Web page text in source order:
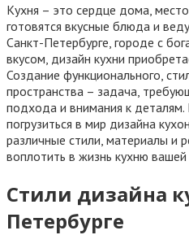
Кухня – это сердце дома,
готовятся вкусные блюда и
Санкт-Петербурге, городе с
вкусом, дизайн кухни
Создание функционального,
пространства – задача,
подхода и внимания к
погрузиться в мир дизайна
различные стили, материалы и
воплотить в жизнь кухню
Стили дизайна
Петербурге